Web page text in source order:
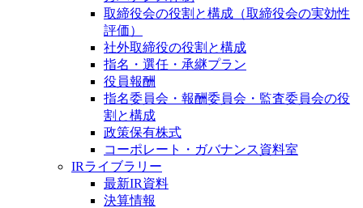
取締役会の役割と構成（取締役会の実効性
評価）
社外取締役の役割と構成
指名・選任・承継プラン
役員報酬
指名委員会・報酬委員会・監査委員会の役
割と構成
政策保有株式
コーポレート・ガバナンス資料室
IRライブラリー
最新IR資料
決算情報